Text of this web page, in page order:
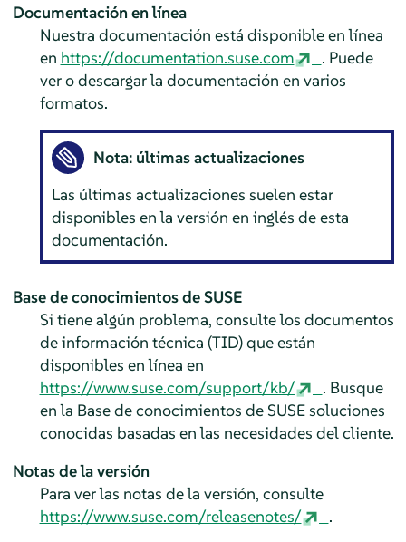
Documentación en línea
Nuestra documentación está disponible en línea
en https://documentation.suse.com
. Puede
ver o descargar la documentación en varios
formatos.
Nota: últimas actualizaciones
Las últimas actualizaciones suelen estar
disponibles en la versión en inglés de esta
documentación.
Base de conocimientos de SUSE
Si tiene algún problema, consulte los documentos
de información técnica (TID) que están
disponibles en línea en
https://www.suse.com/support/kb/
. Busque
en la Base de conocimientos de SUSE soluciones
conocidas basadas en las necesidades del cliente.
Notas de la versión
Para ver las notas de la versión, consulte
https://www.suse.com/releasenotes/
.